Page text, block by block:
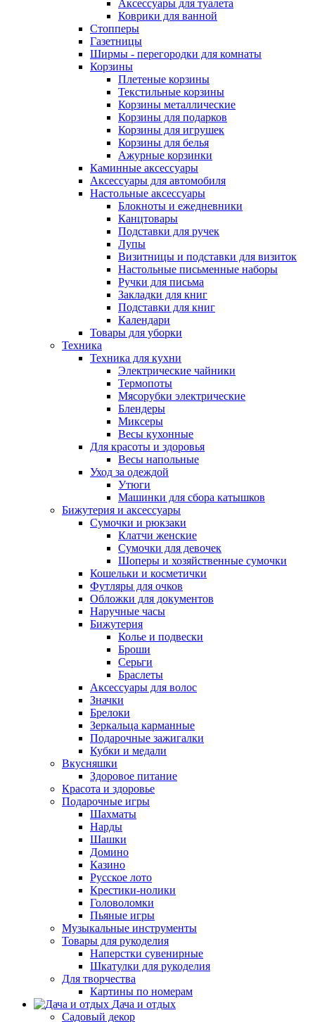
Аксессуары для туалета
Коврики для ванной
Стопперы
Газетницы
Ширмы - перегородки для комнаты
Корзины
Плетеные корзины
Текстильные корзины
Корзины металлические
Корзины для подарков
Корзины для игрушек
Корзины для белья
Ажурные корзинки
Каминные аксессуары
Аксессуары для автомобиля
Настольные аксессуары
Блокноты и ежедневники
Канцтовары
Подставки для ручек
Лупы
Визитницы и подставки для визиток
Настольные письменные наборы
Ручки для письма
Закладки для книг
Подставки для книг
Календари
Товары для уборки
Техника
Техника для кухни
Электрические чайники
Термопоты
Мясорубки электрические
Блендеры
Миксеры
Весы кухонные
Для красоты и здоровья
Весы напольные
Уход за одеждой
Утюги
Машинки для сбора катышков
Бижутерия и аксессуары
Сумочки и рюкзаки
Клатчи женские
Сумочки для девочек
Шоперы и хозяйственные сумочки
Кошельки и косметички
Футляры для очков
Обложки для документов
Наручные часы
Бижутерия
Колье и подвески
Броши
Серьги
Браслеты
Аксессуары для волос
Значки
Брелоки
Зеркальца карманные
Подарочные зажигалки
Кубки и медали
Вкусняшки
Здоровое питание
Красота и здоровье
Подарочные игры
Шахматы
Нарды
Шашки
Домино
Казино
Русское лото
Крестики-нолики
Головоломки
Пьяные игры
Музыкальные инструменты
Товары для рукоделия
Наперстки сувенирные
Шкатулки для рукоделия
Для творчества
Картины по номерам
Дача и отдых
Садовый декор